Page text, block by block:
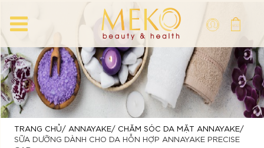
TRANG CHỦ ANNAYAKE
CHĂM SÓC DA MẶT ANNAYAKE
SỮA DƯỠNG DÀNH CHO DA HỖN HỢP ANNAYAKE PRECISE